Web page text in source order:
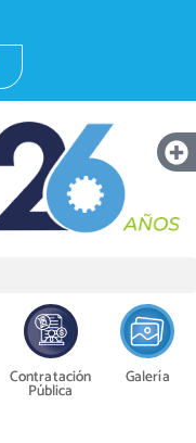
Contratación
Pública
Galería